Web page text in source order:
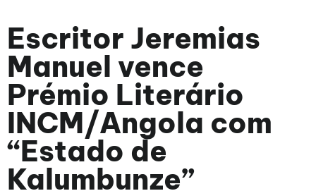
Escritor Jeremias
Manuel vence
Prémio Literário
INCM/Angola com
“Estado de
Kalumbunze”